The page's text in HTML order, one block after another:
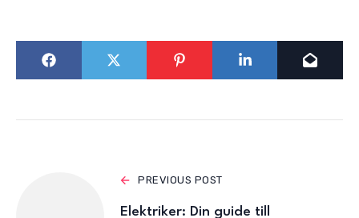
PREVIOUS POST
Elektriker: Din guide till